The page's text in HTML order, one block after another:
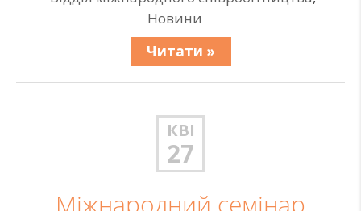
Новини
Читати »
КВІ
27
Міжнародний семінар